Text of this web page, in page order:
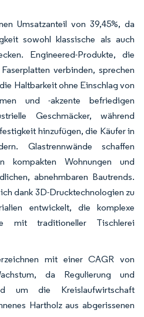
Umsatzanteil von 39,45%, da
sowohl klassische als auch
Engineered-Produkte, die
verbinden, sprechen
Haltbarkeit ohne Einschlag von
und -akzente befriedigen
Geschmäcker, während
hinzufügen, die Käufer in
Glastrennwände schaffen
kompakten Wohnungen und
abnehmbaren Bautrends.
dank 3D-Drucktechnologien zu
entwickelt, die komplexe
mit traditioneller Tischlerei
mit einer CAGR von
da Regulierung und
um die Kreislaufwirtschaft
Hartholz aus abgerissenen